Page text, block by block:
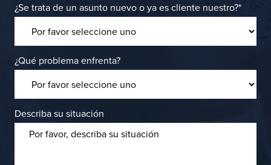
¿Se trata de un asunto nuevo o ya es cliente nuestro?*
¿Qué problema enfrenta?
Describa su situación